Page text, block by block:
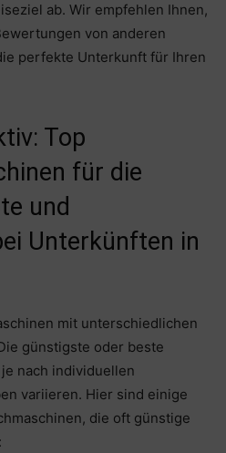
ab. Wir empfehlen Ihnen,
von anderen
perfekte Unterkunft für Ihren
Top
für die
und
Unterkünften in
mit unterschiedlichen
günstigste oder beste
nach individuellen
variieren. Hier sind einige
die oft günstige